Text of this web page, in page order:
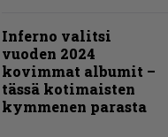
Inferno valitsi
vuoden 2024
kovimmat albumit –
tässä kotimaisten
kymmenen parasta